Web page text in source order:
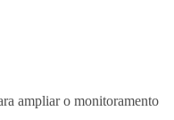
ampliar o monitoramento